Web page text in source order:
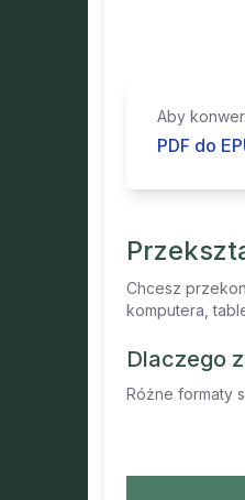
Aby
PDF do
Chcesz
komputera,
Dlaczego
Różne formaty